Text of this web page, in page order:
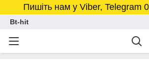
Пишіть нам у Viber, Telegram
Bt-hit